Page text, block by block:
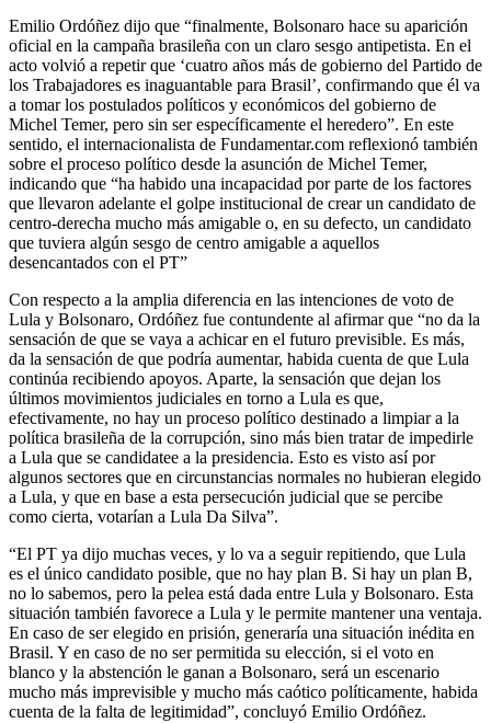
Emilio Ordóñez dijo que “finalmente, Bolsonaro hace su aparición
oficial en la campaña brasileña con un claro sesgo antipetista. En el
acto volvió a repetir que ‘cuatro años más de gobierno del Partido de
los Trabajadores es inaguantable para Brasil’, confirmando que él va
a tomar los postulados políticos y económicos del gobierno de
Michel Temer, pero sin ser específicamente el heredero”. En este
sentido, el internacionalista de Fundamentar.com reflexionó también
sobre el proceso político desde la asunción de Michel Temer,
indicando que “ha habido una incapacidad por parte de los factores
que llevaron adelante el golpe institucional de crear un candidato de
centro-derecha mucho más amigable o, en su defecto, un candidato
que tuviera algún sesgo de centro amigable a aquellos
desencantados con el PT”
Con respecto a la amplia diferencia en las intenciones de voto de
Lula y Bolsonaro, Ordóñez fue contundente al afirmar que “no da la
sensación de que se vaya a achicar en el futuro previsible. Es más,
da la sensación de que podría aumentar, habida cuenta de que Lula
continúa recibiendo apoyos. Aparte, la sensación que dejan los
últimos movimientos judiciales en torno a Lula es que,
efectivamente, no hay un proceso político destinado a limpiar a la
política brasileña de la corrupción, sino más bien tratar de impedirle
a Lula que se candidatee a la presidencia. Esto es visto así por
algunos sectores que en circunstancias normales no hubieran elegido
a Lula, y que en base a esta persecución judicial que se percibe
como cierta, votarían a Lula Da Silva”.
“El PT ya dijo muchas veces, y lo va a seguir repitiendo, que Lula
es el único candidato posible, que no hay plan B. Si hay un plan B,
no lo sabemos, pero la pelea está dada entre Lula y Bolsonaro. Esta
situación también favorece a Lula y le permite mantener una ventaja.
En caso de ser elegido en prisión, generaría una situación inédita en
Brasil. Y en caso de no ser permitida su elección, si el voto en
blanco y la abstención le ganan a Bolsonaro, será un escenario
mucho más imprevisible y mucho más caótico políticamente, habida
cuenta de la falta de legitimidad”, concluyó Emilio Ordóñez.